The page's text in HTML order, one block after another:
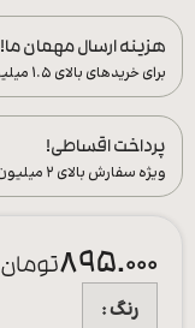
هزینه ارسال مهمان ما!
برای خریدهای بالای ۱.۵ میلیون تومان
پرداخت اقساطی!
ویژه سفارش‌ بالای ۲ میلیون تومان (با اسنپ‌پی و ترب‌پِی)
895.000تومان
رنگ